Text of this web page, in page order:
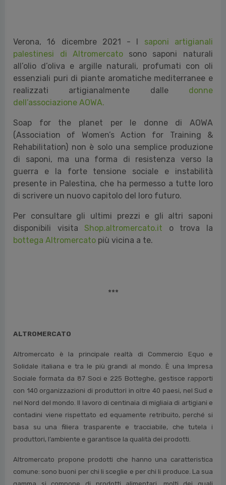
Verona, 16 dicembre 2021 - I saponi artigianali
palestinesi di Altromercato
sono saponi naturali
all’olio d’oliva e argille naturali, profumati con oli
essenziali puri di piante aromatiche mediterranee e
realizzati artigianalmente dalle donne
dell’associazione AOWA.
Soap for the planet per le donne di AOWA
(Association of Women’s Action for Training &
Rehabilitation) non è solo una semplice produzione
di saponi, ma una forma di resistenza verso la
guerra e la forte tensione sociale e instabilità
presente in Palestina, che ha permesso a tutte loro
di scrivere un nuovo capitolo del loro futuro.
Per consultare gli ultimi prezzi e gli altri saponi
disponibili visitaShop.altromercato.it o trova la
bottega Altromercato più vicina a te.
***
ALTROMERCATO
Altromercato è la principale realtà di Commercio Equo e
Solidale italiana e tra le più grandi al mondo. È una Impresa
Sociale formata da 87 Soci e 225 Botteghe, gestisce rapporti
con 140 organizzazioni di produttori in oltre 40 paesi, nel Sud e
nel Nord del mondo. Il lavoro di centinaia di migliaia di artigiani e
contadini viene rispettato ed equamente retribuito, perché si
basa su una filiera trasparente e tracciabile, che tutela i
produttori, l’ambiente e garantisce la qualità dei prodotti.
Altromercato propone prodotti che hanno una caratteristica
comune: sono buoni per chi li sceglie e per chi li produce. La sua